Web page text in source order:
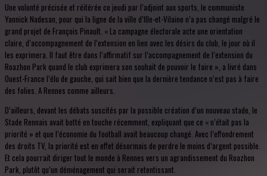
Une volonté précisée et réitérée ce jeudi par l’adjoint aux sports, le communiste
Yannick Nadesan, pour qui la ligne de la ville d’Ille-et-Vilaine n’a pas changé malgré le
grand projet de François Pinault. « La campagne électorale acte une orientation
claire, d’accompagnement de l’extension en lien avec les désirs du club, le jour où il
les exprimera. Il faut être dans l’affirmatif sur l’accompagnement de l’extension du
Roazhon Park quand le club exprimera son souhait de pouvoir le faire », a livré dans
Ouest-France l’élu de gauche, qui sait bien que la dernière tendance n’est pas à faire
des folies. A Rennes comme ailleurs.
D’ailleurs, devant les débats suscités par la possible création d’un nouveau stade, le
Stade Rennais avait botté en touche récemment, expliquant que ce « n’était pas la
priorité » et que l’économie du football avait beaucoup changé. Avec l’effondrement
des droits TV, la priorité est en effet désormais de perdre le moins d’argent possible.
Et cela pourrait diriger tout le monde à Rennes vers un agrandissement du Roazhon
Park, plutôt qu’un déménagement qui serait retentissant.